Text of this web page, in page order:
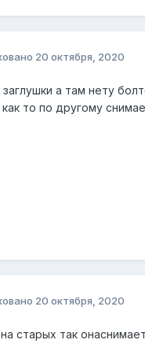
20 октября, 2020
а там нету
то по другому
20 октября, 2020
старых так